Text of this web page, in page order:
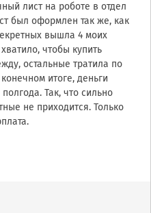
лист на роботе в отдел
был оформлен так же, как
вышла 4 моих
чтобы купить
остальные тратила по
итоге, деньги
Так, что сильно
не приходится. Только